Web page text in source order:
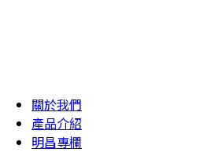
關於我們
產品介紹
明昌專欄